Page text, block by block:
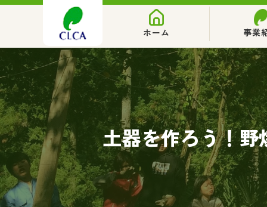
ホーム 事業
土器を作ろう！野